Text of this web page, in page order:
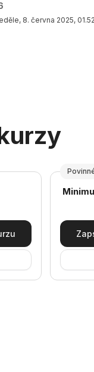
8. června 2025, 01.52
Název